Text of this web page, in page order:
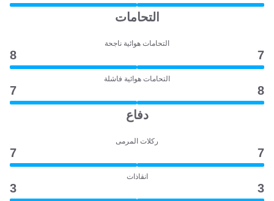
التحامات
التحامات هوائية ناجحة
7
8
التحامات هوائية فاشلة
8
7
دفاع
ركلات المرمى
7
7
انقاذات
3
3